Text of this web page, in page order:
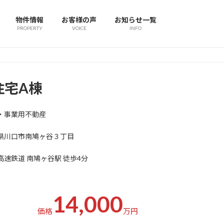
物件情報
PROPERTY
お客様の声
VOICE
お知らせ一覧
INFO
宅A棟
事業用不動産
川口市南鳩ヶ谷３丁目
速鉄道 南鳩ヶ谷駅 徒歩4分
価格14,000万円